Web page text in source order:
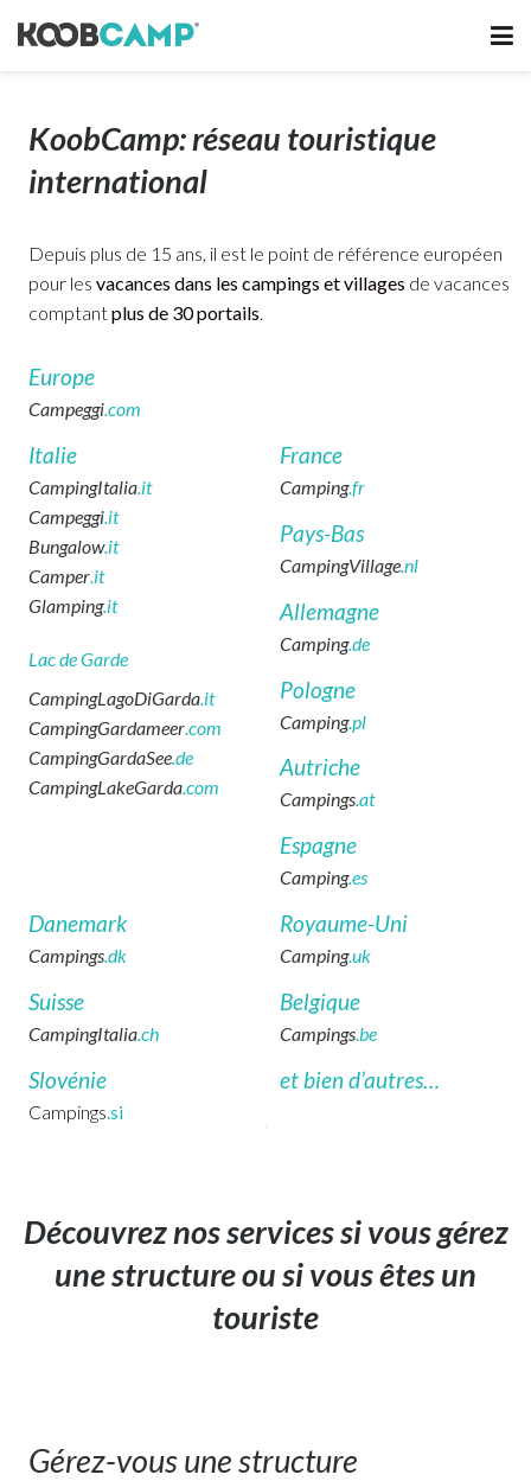
KoobCamp: réseau touristique
international
Depuis plus de 15 ans, il est le point de référence européen
pour les vacances dans les campings et villages de vacances
comptantplus de 30 portails
Europe
Campeggi.com
Italie
CampingItalia.it
Campeggi.it
Bungalow.it
Camper.it
Glamping.it
Lac de Garde
CampingLagoDiGarda.it
CampingGardameer.com
CampingGardaSee.de
CampingLakeGarda.com
France
Camping.fr
Pays-Bas
CampingVillage.nl
Allemagne
Camping.de
Pologne
Camping.pl
Autriche
Campings.at
Espagne
Camping.es
Danemark
Campings.dk
Royaume-Uni
Camping.uk
Suisse
CampingItalia.ch
Belgique
Campings .be
Slovénie
Campings .si
et bien d’autres…
Découvrez nos services si vous gérez
une structure ou si vous êtes un
touriste
Gérez-vous une structure